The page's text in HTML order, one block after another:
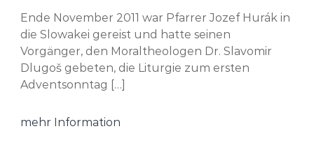
Ende November 2011 war Pfarrer Jozef Hurák in
die Slowakei gereist und hatte seinen
Vorgänger, den Moraltheologen Dr. Slavomir
Dlugoš gebeten, die Liturgie zum ersten
Adventsonntag […]
mehr Information